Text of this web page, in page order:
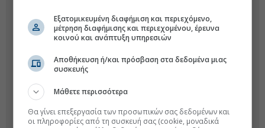
Εξατομικευμένη διαφήμιση και περιεχόμενο,
μέτρηση διαφήμισης και περιεχομένου, έρευνα
κοινού και ανάπτυξη υπηρεσιών
Αποθήκευση ή/και πρόσβαση στα δεδομένα μιας
συσκευής
Μάθετε περισσότερα
Θα γίνει επεξεργασία των προσωπικών σας δεδομένων και
οι πληροφορίες από τη συσκευή σας (cookie, μοναδικά